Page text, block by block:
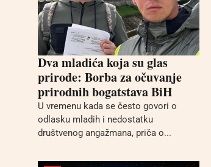
Dva mladića koja su glas
prirode: Borba za očuvanje
prirodnih bogatstava BiH
U vremenu kada se često govori o
odlasku mladih i nedostatku
društvenog angažmana, priča o...